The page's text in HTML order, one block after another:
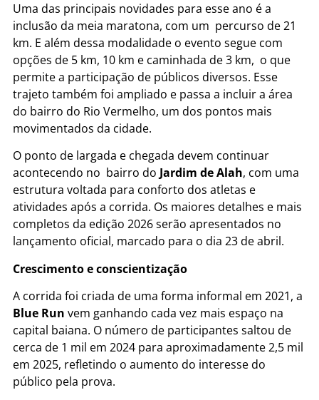
Uma das principais novidades para esse ano é a
inclusão da meia maratona, com um percurso de 21
km. E além dessa modalidade o evento segue com
opções de 5 km, 10 km e caminhada de 3 km, o que
permite a participação de públicos diversos. Esse
trajeto também foi ampliado e passa a incluir a área
do bairro do Rio Vermelho, um dos pontos mais
movimentados da cidade.
O ponto de largada e chegada devem continuar
acontecendo no bairro do Jardim de Alah, com uma
estrutura voltada para conforto dos atletas e
atividades após a corrida. Os maiores detalhes e mais
completos da edição 2026 serão apresentados no
lançamento oficial, marcado para o dia 23 de abril.
Crescimento e conscientização
A corrida foi criada de uma forma informal em 2021, a
Blue Run vem ganhando cada vez mais espaço na
capital baiana. O número de participantes saltou de
cerca de 1 mil em 2024 para aproximadamente 2,5 mil
em 2025, refletindo o aumento do interesse do
público pela prova.